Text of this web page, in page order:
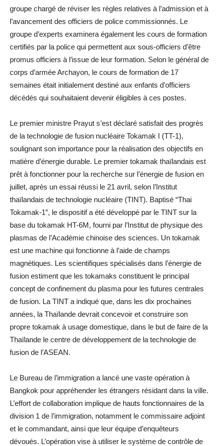
groupe chargé de réviser les règles relatives à l’admission et à
l’avancement des officiers de police commissionnés. Le
groupe d’experts examinera également les cours de formation
certifiés par la police qui permettent aux sous-officiers d’être
promus officiers à l’issue de leur formation. Selon le général de
corps d’armée Archayon, le cours de formation de 17
semaines était initialement destiné aux enfants d’officiers
décédés qui souhaitaient devenir éligibles à ces postes.
Le premier ministre Prayut s’est déclaré satisfait des progrès
de la technologie de fusion nucléaire Tokamak I (TT-1),
soulignant son importance pour la réalisation des objectifs en
matière d’énergie durable. Le premier tokamak thaïlandais est
prêt à fonctionner pour la recherche sur l’énergie de fusion en
juillet, après un essai réussi le 21 avril, selon l’Institut
thaïlandais de technologie nucléaire (TINT). Baptisé “Thai
Tokamak-1”, le dispositif a été développé par le TINT sur la
base du tokamak HT-6M, fourni par l’Institut de physique des
plasmas de l’Académie chinoise des sciences. Un tokamak
est une machine qui fonctionne à l’aide de champs
magnétiques. Les scientifiques spécialisés dans l’énergie de
fusion estiment que les tokamaks constituent le principal
concept de confinement du plasma pour les futures centrales
de fusion. La TINT a indiqué que, dans les dix prochaines
années, la Thaïlande devrait concevoir et construire son
propre tokamak à usage domestique, dans le but de faire de la
Thaïlande le centre de développement de la technologie de
fusion de l’ASEAN.
Le Bureau de l’immigration a lancé une vaste opération à
Bangkok pour appréhender les étrangers résidant dans la ville.
L’effort de collaboration implique de hauts fonctionnaires de la
division 1 de l’immigration, notamment le commissaire adjoint
et le commandant, ainsi que leur équipe d’enquêteurs
dévoués. L’opération vise à utiliser le système de contrôle de